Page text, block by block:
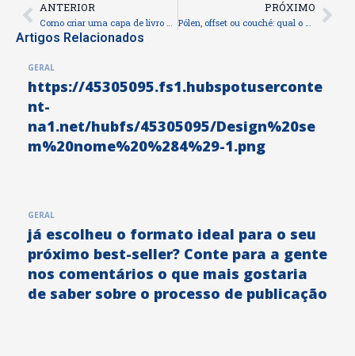
Prev
ANTERIOR
Como criar uma capa de livro que chama atenção
PRÓXIMO
Pólen, offset ou couché: qual o melhor papel para o seu livro?
Artigos Relacionados
GERAL
https://45305095.fs1.hubspotuserconte
nt-
na1.net/hubfs/45305095/Design%20se
m%20nome%20%284%29-1.png
GERAL
já escolheu o formato ideal para o seu
próximo best-seller? Conte para a gente
nos comentários o que mais gostaria
de saber sobre o processo de publicação